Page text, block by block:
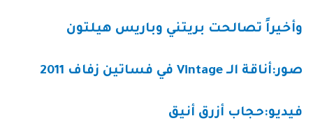
وأخيراً تصالحت بريتني وباريس هيلتون
صور:أناقة الـ Vintage في فساتين زفاف 2011
فيديو:حجاب أزرق أنيق